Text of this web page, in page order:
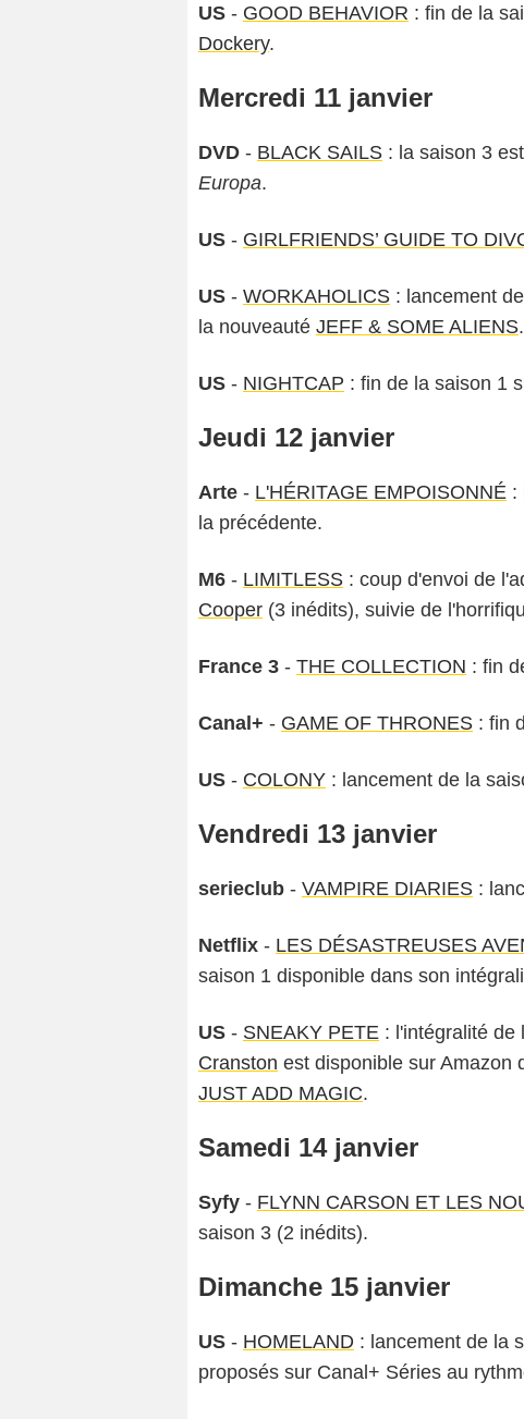
US - GOOD BEHAVIOR : fin de la
Dockery.
Mercredi 11 janvier
DVD - BLACK SAILS : la saison 3
Europa.
US - GIRLFRIENDS’ GUIDE TO
US - WORKAHOLICS : lancement
la nouveauté JEFF & SOME ALIENS.
US - NIGHTCAP : fin de la saison 1
Jeudi 12 janvier
Arte - L'HÉRITAGE EMPOISONNÉ :
la précédente.
M6 - LIMITLESS : coup d'envoi de
Cooper (3 inédits), suivie de
France 3 - THE COLLECTION : fin
Canal+ - GAME OF THRONES : fin
US - COLONY : lancement de la
Vendredi 13 janvier
serieclub - VAMPIRE DIARIES :
Netflix - LES DÉSASTREUSES
saison 1 disponible dans son
US - SNEAKY PETE : l'intégralité de
Cranston est disponible sur Amazon
JUST ADD MAGIC.
Samedi 14 janvier
Syfy - FLYNN CARSON ET LES
saison 3 (2 inédits).
Dimanche 15 janvier
US - HOMELAND : lancement de la
proposés sur Canal+ Séries au